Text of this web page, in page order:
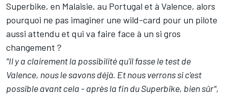
Superbike, en Malaisie, au Portugal et à Valence, alors
pourquoi ne pas imaginer une wild-card pour un pilote
aussi attendu et qui va faire face à un si gros
changement ?
"Il y a clairement la possibilité qu'il fasse le test de
Valence, nous le savons déjà. Et nous verrons si c'est
possible avant cela - après la fin du Superbike, bien sûr",